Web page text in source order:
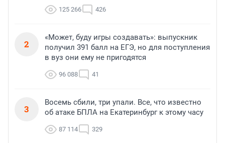
125 266 426
2
«Может, буду игры создавать»: выпускник
получил 391 балл на ЕГЭ, но для поступления
в вуз они ему не пригодятся
96 088 41
3
Восемь сбили, три упали. Все, что известно
об атаке БПЛА на Екатеринбург к этому часу
87 114 329